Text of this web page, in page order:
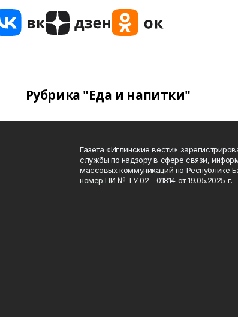
Рубрика "Еда и напитки"
Газета «Иглинские вести»
службы по надзору в сфере связи,
массовых коммуникаций по Республике
номер ПИ № ТУ 02 - 01814 от 19.05.2025 г.